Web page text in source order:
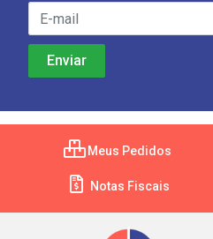
Meus Pedidos
Notas Fiscais